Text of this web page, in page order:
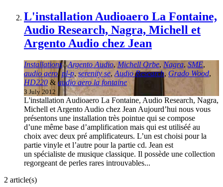
L'installation Audioaero La Fontaine,
Audio Research, Nagra, Michell et
Argento Audio chez Jean
Installations|Argento Audio, Michell Orbe, Nagra, SME,
audio aero,pl-p,serenity se, Audio Research,Grado Wood,
HD220 & audio aero la fontaine
3 July 2012
L'installation Audioaero La Fontaine, Audio Research, Nagra,
Michell et Argento Audio chez Jean Aujourd’hui nous vous
présentons une installation très pointue qui se compose
d’une même base d’amplification mais qui est utiliséé au
choix avec deux pré amplificateurs. L’un est choisi pour la
partie vinyle et l’autre pour la partie cd. Jean est
un spécialiste de musique classique. Il possède une collection
regorgeant de perles rares introuvables...
2 article(s)